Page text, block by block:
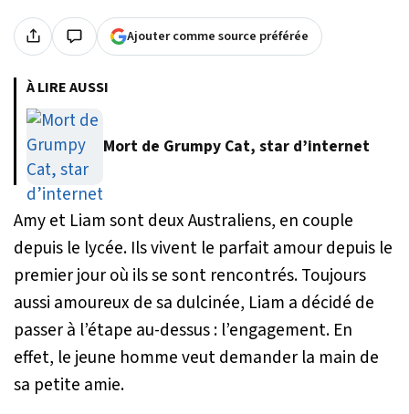
Ajouter comme source préférée
À LIRE AUSSI
Mort de Grumpy Cat, star d’internet
Amy et Liam sont deux Australiens, en couple
depuis le lycée. Ils vivent le parfait amour depuis le
premier jour où ils se sont rencontrés. Toujours
aussi amoureux de sa dulcinée, Liam a décidé de
passer à l’étape au-dessus : l’engagement. En
effet, le jeune homme veut demander la main de
sa petite amie.